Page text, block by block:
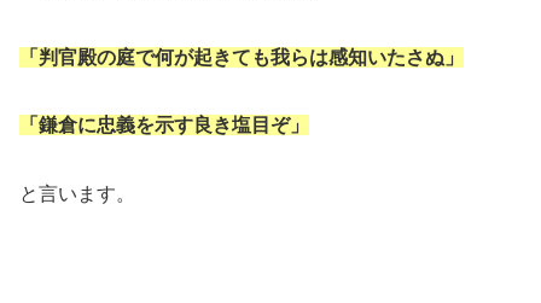
「判官殿の庭で何が起きても我らは感知いたさぬ」
「鎌倉に忠義を示す良き塩目ぞ」
と言います。